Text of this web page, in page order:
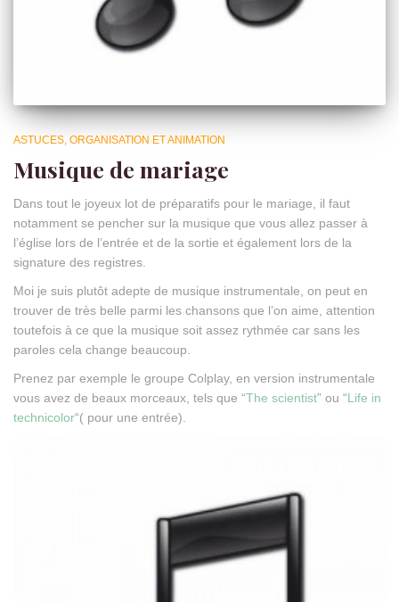
ASTUCES, ORGANISATION ET ANIMATION
Musique de mariage
Dans tout le joyeux lot de préparatifs pour le mariage, il faut
notamment se pencher sur la musique que vous allez passer à
l’église lors de l’entrée et de la sortie et également lors de la
signature des registres.
Moi je suis plutôt adepte de musique instrumentale, on peut en
trouver de très belle parmi les chansons que l’on aime, attention
toutefois à ce que la musique soit assez rythmée car sans les
paroles cela change beaucoup.
Prenez par exemple le groupe Colplay, en version instrumentale
vous avez de beaux morceaux, tels que “The scientist” ou “Life in
technicolor“( pour une entrée).